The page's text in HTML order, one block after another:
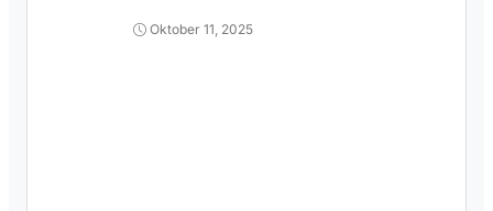
Oktober 11, 2025